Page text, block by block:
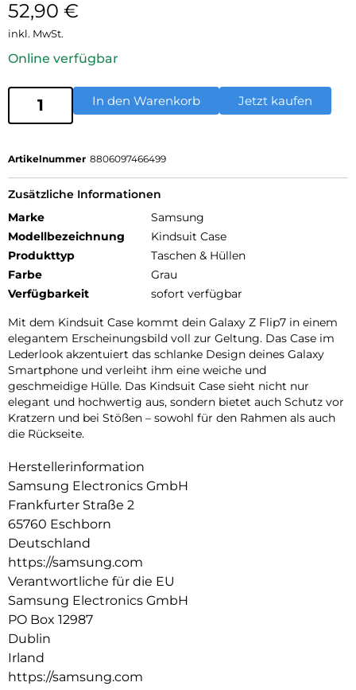
52,90 €
inkl. MwSt.
Online verfügbar
In den Warenkorb Jetzt kaufen
Artikelnummer 8806097466499
Zusätzliche Informationen
Marke
Samsung
Modellbezeichnung
Kindsuit Case
Produkttyp
Taschen & Hüllen
Farbe
Grau
Verfügbarkeit
sofort verfügbar
Mit dem Kindsuit Case kommt dein Galaxy Z Flip7 in einem
elegantem Erscheinungsbild voll zur Geltung. Das Case im
Lederlook akzentuiert das schlanke Design deines Galaxy
Smartphone und verleiht ihm eine weiche und
geschmeidige Hülle. Das Kindsuit Case sieht nicht nur
elegant und hochwertig aus, sondern bietet auch Schutz vor
Kratzern und bei Stößen – sowohl für den Rahmen als auch
die Rückseite.
Herstellerinformation
Samsung Electronics GmbH
Frankfurter Straße 2
65760 Eschborn
Deutschland
https://samsung.com
Verantwortliche für die EU
Samsung Electronics GmbH
PO Box 12987
Dublin
Irland
https://samsung.com